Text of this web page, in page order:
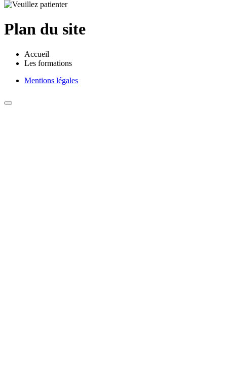
Plan du site
Accueil
Les formations
Mentions légales